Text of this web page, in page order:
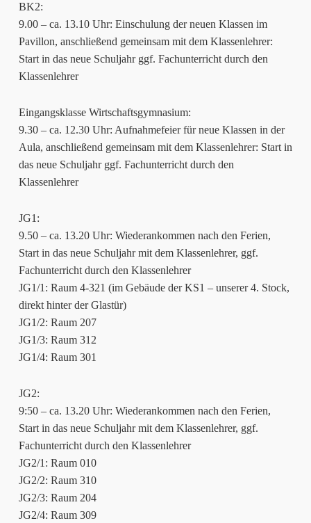
BK2:
9.00 – ca. 13.10 Uhr: Einschulung der neuen Klassen im
Pavillon, anschließend gemeinsam mit dem Klassenlehrer:
Start in das neue Schuljahr ggf. Fachunterricht durch den
Klassenlehrer
Eingangsklasse Wirtschaftsgymnasium:
9.30 – ca. 12.30 Uhr: Aufnahmefeier für neue Klassen in der
Aula, anschließend gemeinsam mit dem Klassenlehrer: Start in
das neue Schuljahr ggf. Fachunterricht durch den
Klassenlehrer
JG1:
9.50 – ca. 13.20 Uhr: Wiederankommen nach den Ferien,
Start in das neue Schuljahr mit dem Klassenlehrer, ggf.
Fachunterricht durch den Klassenlehrer
JG1/1: Raum 4-321 (im Gebäude der KS1 – unserer 4. Stock,
direkt hinter der Glastür)
JG1/2: Raum 207
JG1/3: Raum 312
JG1/4: Raum 301
JG2:
9:50 – ca. 13.20 Uhr: Wiederankommen nach den Ferien,
Start in das neue Schuljahr mit dem Klassenlehrer, ggf.
Fachunterricht durch den Klassenlehrer
JG2/1: Raum 010
JG2/2: Raum 310
JG2/3: Raum 204
JG2/4: Raum 309